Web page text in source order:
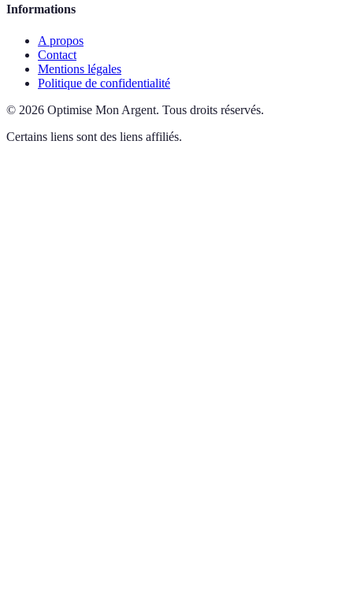
Informations
A propos
Contact
Mentions légales
Politique de confidentialité
© 2026 Optimise Mon Argent. Tous droits réservés.
Certains liens sont des liens affiliés.